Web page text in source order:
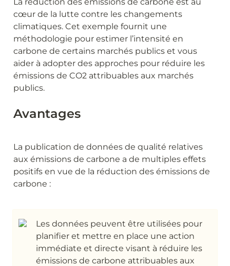
cœur de la lutte contre les changements
climatiques. Cet exemple fournit une
méthodologie pour estimer l’intensité en
carbone de certains marchés publics et vous
aider à adopter des approches pour réduire les
émissions de CO2 attribuables aux marchés
publics.
Avantages
La publication de données de qualité relatives
aux émissions de carbone a de multiples effets
positifs en vue de la réduction des émissions de
carbone :
Les données peuvent être utilisées pour
planifier et mettre en place une action
immédiate et directe visant à réduire les
émissions de carbone attribuables aux